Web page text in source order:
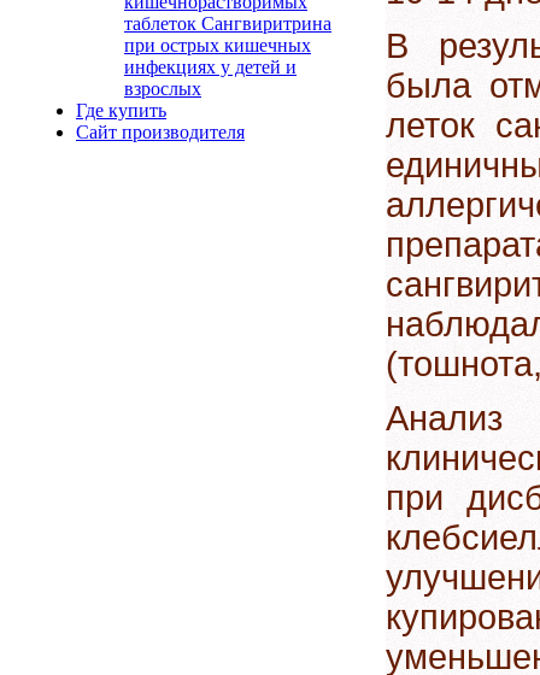
таблеток Сангвиритрина
при острых кишечных
инфекциях у детей и
взрослых
Где купить
Сайт производителя
В
была
леток
при